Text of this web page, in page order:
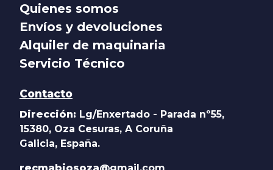
Quienes somos
Envíos y devoluciones
Alquiler de maquinaria
Servicio Técnico
Contacto
Dirección: Lg/Enxertado - Parada nº55,
15380, Oza Cesuras, A Coruña
Galicia, España.
recmabiosoza@gmail.com